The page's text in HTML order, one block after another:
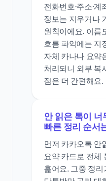
전화번호·주소·
정보는 지우거나
원칙이에요. 이름
흐름 파악에는 지
자체 카나나 요약
처리되니 외부 복
점은 더 간편해요.
안 읽은 톡이
빠른 정리 순서
먼저 카카오톡 안
요약 카드로 전체
훑어요. 그중 정